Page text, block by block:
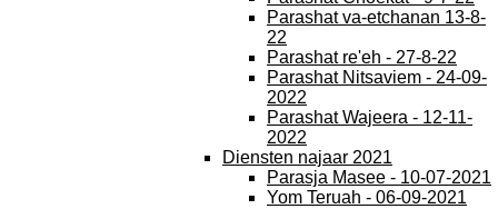
Parashat va-etchanan 13-8-
22
Parashat re'eh - 27-8-22
Parashat Nitsaviem - 24-09-
2022
Parashat Wajeera - 12-11-
2022
Diensten najaar 2021
Parasja Masee - 10-07-2021
Yom Teruah - 06-09-2021